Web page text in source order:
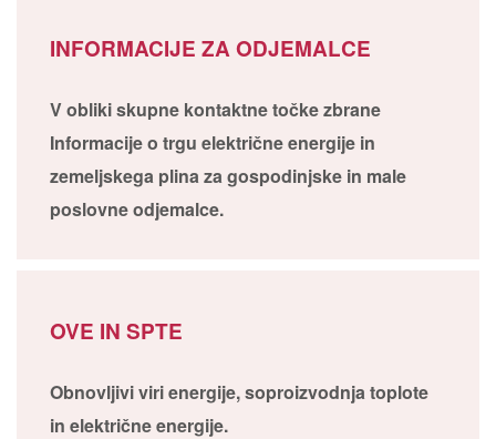
INFORMACIJE ZA ODJEMALCE
V obliki skupne kontaktne točke zbrane
Informacije o trgu električne energije in
zemeljskega plina za gospodinjske in male
poslovne odjemalce.
OVE IN SPTE
Obnovljivi viri energije, soproizvodnja toplote
in električne energije.